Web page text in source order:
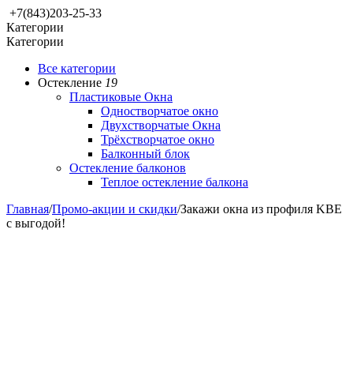
+7(843)203-25-33
Категории
Категории
Все категории
Остекление 19
Пластиковые Окна
Одностворчатое окно
Двухстворчатые Окна
Трёхстворчатое окно
Балконный блок
Остекление балконов
Теплое остекление балкона
Главная/Промо-акции и скидки/Закажи окна из профиля KBE
с выгодой!